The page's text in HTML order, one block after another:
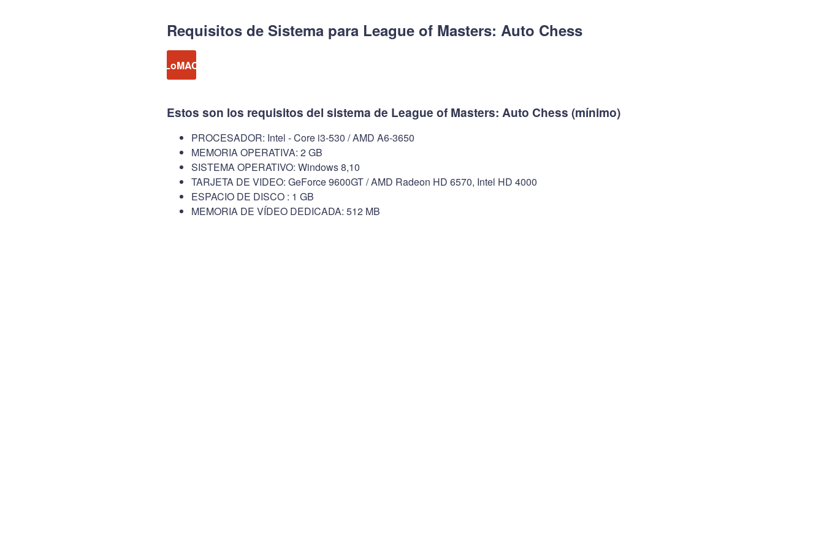
Requisitos de Sistema para League of Masters: Auto Chess
LoMAC
Estos son los requisitos del sistema de League of Masters: Auto Chess (mínimo)
PROCESADOR: Intel - Core i3-530 / AMD A6-3650
MEMORIA OPERATIVA: 2 GB
SISTEMA OPERATIVO: Windows 8,10
TARJETA DE VIDEO: GeForce 9600GT / AMD Radeon HD 6570, Intel HD 4000
ESPACIO DE DISCO : 1 GB
MEMORIA DE VÍDEO DEDICADA: 512 MB